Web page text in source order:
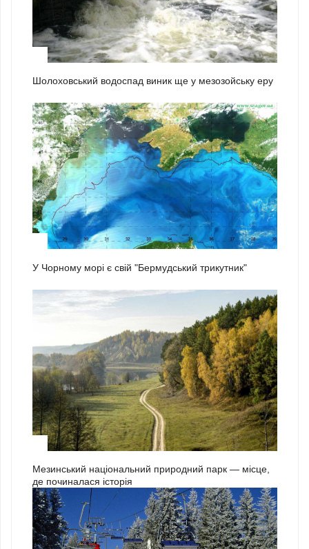
Шолоховський водоспад виник ще у мезозойську еру
У Чорному морі є свій "Бермудський трикутник"
Мезинський національний природний парк — місце,
де починалася історія